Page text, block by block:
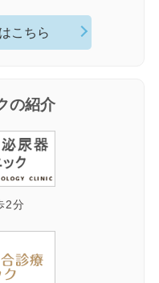
こちら
の紹介
2分